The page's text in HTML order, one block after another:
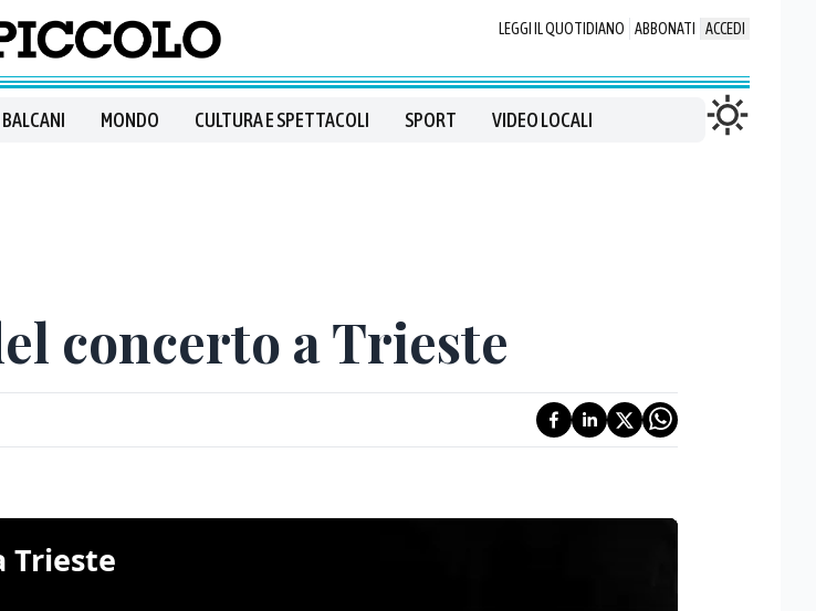
LEGGI IL QUOTIDIANO ABBONATI ACCEDI
MONDO CULTURA E SPETTACOLI SPORT VIDEO LOCALI
concerto a Trieste
Trieste